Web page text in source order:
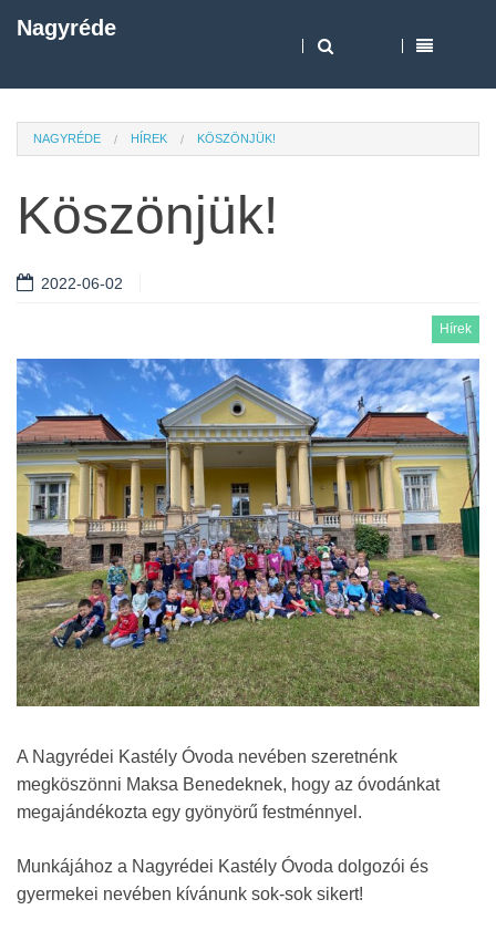
Nagyréde
NAGYRÉDE HÍREK KÖSZÖNJÜK!
Köszönjük!
2022-06-02
Hírek
A Nagyrédei Kastély Óvoda nevében szeretnénk
megköszönni Maksa Benedeknek, hogy az óvodánkat
megajándékozta egy gyönyörű festménnyel.
Munkájához a Nagyrédei Kastély Óvoda dolgozói és
gyermekei nevében kívánunk sok-sok sikert!